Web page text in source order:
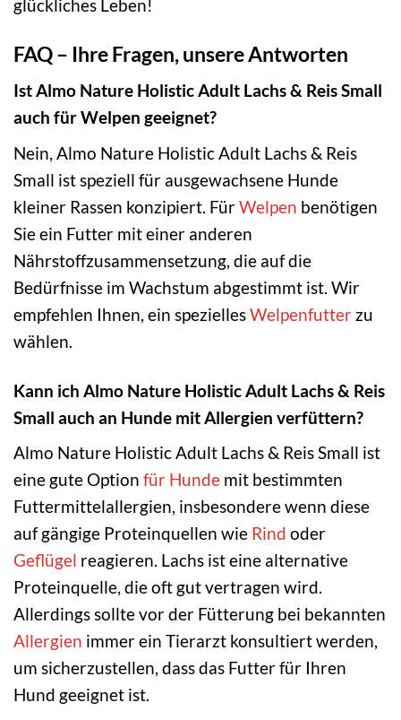
glückliches Leben!
FAQ – Ihre Fragen, unsere Antworten
Ist Almo Nature Holistic Adult Lachs & Reis Small
auch für Welpen geeignet?
Nein, Almo Nature Holistic Adult Lachs & Reis
Small ist speziell für ausgewachsene Hunde
kleiner Rassen konzipiert. FürWelpen benötigen
Sie ein Futter mit einer anderen
Nährstoffzusammensetzung, die auf die
Bedürfnisse im Wachstum abgestimmt ist. Wir
empfehlen Ihnen, ein speziellesWelpenfutter zu
wählen.
Kann ich Almo Nature Holistic Adult Lachs & Reis
Small auch an Hunde mit Allergien verfüttern?
Almo Nature Holistic Adult Lachs & Reis Small ist
eine gute Option für Hunde mit bestimmten
Futtermittelallergien, insbesondere wenn diese
auf gängige Proteinquellen wie Rind oder
Geflügel reagieren. Lachs ist eine alternative
Proteinquelle, die oft gut vertragen wird.
Allerdings sollte vor der Fütterung bei bekannten
Allergien immer ein Tierarzt konsultiert werden,
um sicherzustellen, dass das Futter für Ihren
Hund geeignet ist.